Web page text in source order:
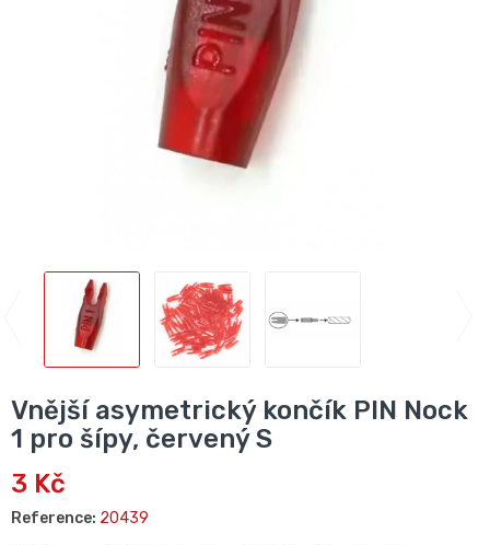
Vnější asymetrický končík PIN Nock
1 pro šípy, červený S
3 Kč
Reference: 20439